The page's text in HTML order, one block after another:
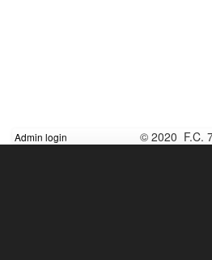
Admin login © 2020 F.C.